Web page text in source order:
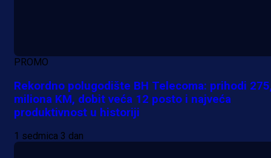
PROMO
Rekordno polugodište BH Telecoma: prihodi
miliona KM, dobit veća 12 posto i najveća
produktivnost u historiji
1 sedmica 3 dan